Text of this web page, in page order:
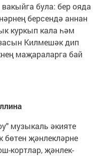
була: бер ояда
берсендә аннан
куркып кала һәм
Килмешәк дип
маҗараларга бай
музыкаль әкияте
җәнлекләрне
кортлар, җәнлек-